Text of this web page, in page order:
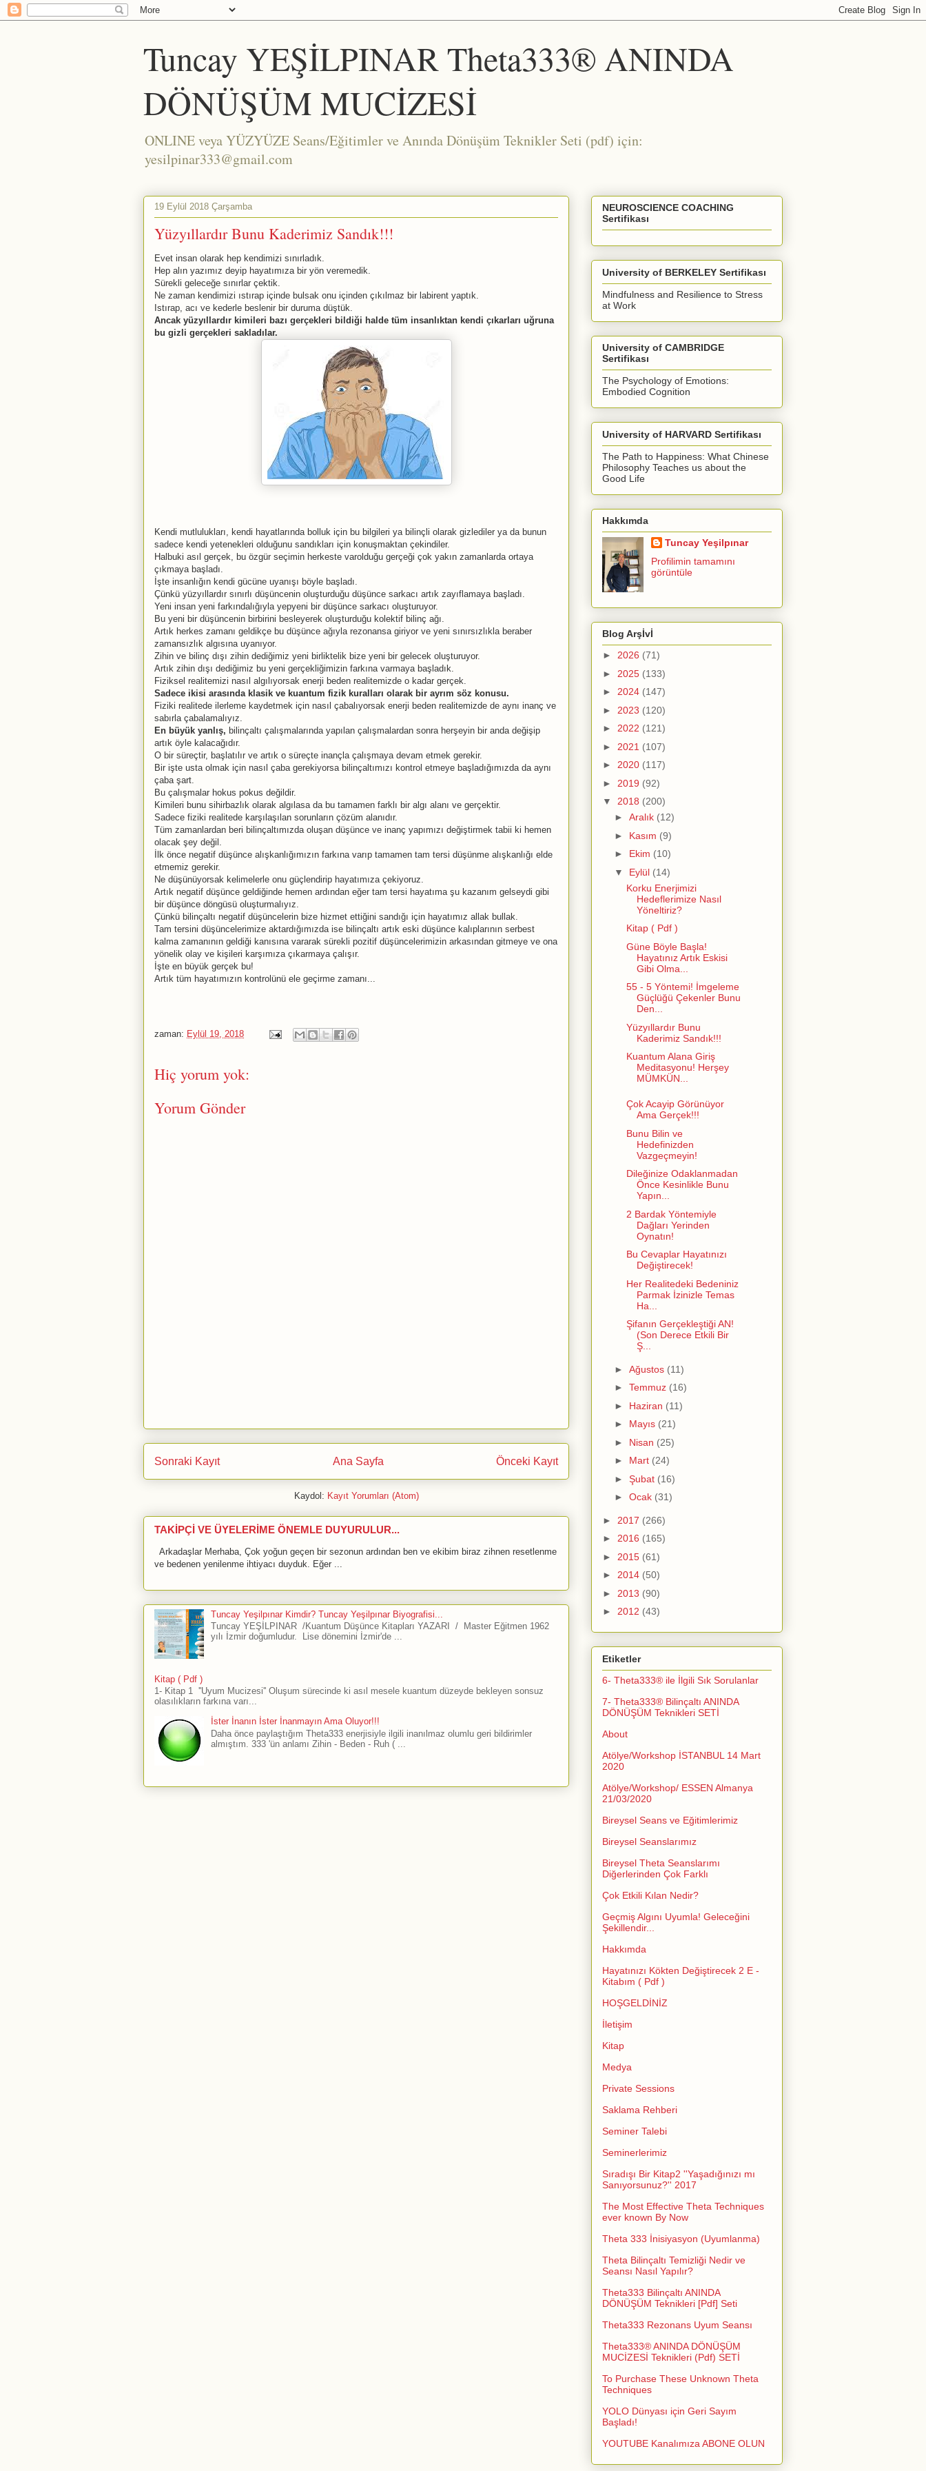
Tuncay YEŞİLPINAR Theta333® ANINDA
DÖNÜŞÜM MUCİZESİ
ONLINE veya YÜZYÜZE Seans/Eğitimler ve Anında Dönüşüm Teknikler Seti (pdf) için:
yesilpinar333@gmail.com
19 Eylül 2018 Çarşamba
Yüzyıllardır Bunu Kaderimiz Sandık!!!
Evet insan olarak hep kendimizi sınırladık.
Hep alın yazımız deyip hayatımıza bir yön veremedik.
Sürekli geleceğe sınırlar çektik.
Ne zaman kendimizi ıstırap içinde bulsak onu içinden çıkılmaz bir labirent yaptık.
Istırap, acı ve kederle beslenir bir duruma düştük.
Ancak yüzyıllardır kimileri bazı gerçekleri bildiği halde tüm insanlıktan kendi çıkarları uğruna
bu gizli gerçekleri sakladılar.
Kendi mutlulukları, kendi hayatlarında bolluk için bu bilgileri ya bilinçli olarak gizlediler ya da bunun
sadece kendi yetenekleri olduğunu sandıkları için konuşmaktan çekindiler.
Halbuki asıl gerçek, bu özgür seçimin herkeste varolduğu gerçeği çok yakın zamanlarda ortaya
çıkmaya başladı.
İşte insanlığın kendi gücüne uyanışı böyle başladı.
Çünkü yüzyıllardır sınırlı düşüncenin oluşturduğu düşünce sarkacı artık zayıflamaya başladı.
Yeni insan yeni farkındalığıyla yepyeni bir düşünce sarkacı oluşturuyor.
Bu yeni bir düşüncenin birbirini besleyerek oluşturduğu kolektif bilinç ağı.
Artık herkes zamanı geldikçe bu düşünce ağıyla rezonansa giriyor ve yeni sınırsızlıkla beraber
zamansızlık algısına uyanıyor.
Zihin ve bilinç dışı zihin dediğimiz yeni birliktelik bize yeni bir gelecek oluşturuyor.
Artık zihin dışı dediğimiz bu yeni gerçekliğimizin farkına varmaya başladık.
Fiziksel realitemizi nasıl algılıyorsak enerji beden realitemizde o kadar gerçek.
Sadece ikisi arasında klasik ve kuantum fizik kuralları olarak bir ayrım söz konusu.
Fiziki realitede ilerleme kaydetmek için nasıl çabalıyorsak enerji beden realitemizde de aynı inanç ve
sabırla çabalamalıyız.
En büyük yanlış, bilinçaltı çalışmalarında yapılan çalışmalardan sonra herşeyin bir anda değişip
artık öyle kalacağıdır.
O bir süreçtir, başlatılır ve artık o süreçte inançla çalışmaya devam etmek gerekir.
Bir işte usta olmak için nasıl çaba gerekiyorsa bilinçaltımızı kontrol etmeye başladığımızda da aynı
çaba şart.
Bu çalışmalar hokus pokus değildir.
Kimileri bunu sihirbazlık olarak algılasa da bu tamamen farklı bir algı alanı ve gerçektir.
Sadece fiziki realitede karşılaşılan sorunların çözüm alanıdır.
Tüm zamanlardan beri bilinçaltımızda oluşan düşünce ve inanç yapımızı değiştirmek tabii ki hemen
olacak şey değil.
İlk önce negatif düşünce alışkanlığımızın farkına varıp tamamen tam tersi düşünme alışkanlığı elde
etmemiz gerekir.
Ne düşünüyorsak kelimelerle onu güçlendirip hayatımıza çekiyoruz.
Artık negatif düşünce geldiğinde hemen ardından eğer tam tersi hayatıma şu kazanım gelseydi gibi
bir düşünce döngüsü oluşturmalıyız.
Çünkü bilinçaltı negatif düşüncelerin bize hizmet ettiğini sandığı için hayatımız allak bullak.
Tam tersini düşüncelerimize aktardığımızda ise bilinçaltı artık eski düşünce kalıplarının serbest
kalma zamanının geldiği kanısına vararak sürekli pozitif düşüncelerimizin arkasından gitmeye ve ona
yönelik olay ve kişileri karşımıza çıkarmaya çalışır.
İşte en büyük gerçek bu!
Artık tüm hayatımızın kontrolünü ele geçirme zamanı...
zaman: Eylül 19, 2018
Hiç yorum yok:
Yorum Gönder
Sonraki Kayıt Önceki Kayıt
Ana Sayfa
Kaydol: Kayıt Yorumları (Atom)
TAKİPÇİ VE ÜYELERİME ÖNEMLE DUYURULUR...
Arkadaşlar Merhaba, Çok yoğun geçen bir sezonun ardından ben ve ekibim biraz zihnen resetlenme
ve bedenen yenilenme ihtiyacı duyduk. Eğer ...
Tuncay Yeşilpınar Kimdir? Tuncay Yeşilpınar Biyografisi...
Tuncay YEŞİLPINAR /Kuantum Düşünce Kitapları YAZARI / Master Eğitmen 1962
yılı İzmir doğumludur. Lise dönemini İzmir'de ...
Kitap ( Pdf )
1- Kitap 1 ''Uyum Mucizesi'' Oluşum sürecinde ki asıl mesele kuantum düzeyde bekleyen sonsuz
olasılıkların farkına varı...
İster İnanın İster İnanmayın Ama Oluyor!!!
Daha önce paylaştığım Theta333 enerjisiyle ilgili inanılmaz olumlu geri bildirimler
almıştım. 333 'ün anlamı Zihin - Beden - Ruh ( ...
NEUROSCIENCE COACHING
Sertifikası
University of BERKELEY Sertifikası
Mindfulness and Resilience to Stress
at Work
University of CAMBRIDGE
Sertifikası
The Psychology of Emotions:
Embodied Cognition
University of HARVARD Sertifikası
The Path to Happiness: What Chinese
Philosophy Teaches us about the
Good Life
Hakkımda
Tuncay Yeşilpınar
Profilimin tamamını
görüntüle
Blog Arşİvİ
► 2026 (71)
► 2025 (133)
► 2024 (147)
► 2023 (120)
► 2022 (121)
► 2021 (107)
► 2020 (117)
► 2019 (92)
▼ 2018 (200)
► Aralık (12)
► Kasım (9)
► Ekim (10)
▼ Eylül (14)
Korku Enerjimizi
Hedeflerimize Nasıl
Yöneltiriz?
Kitap ( Pdf )
Güne Böyle Başla!
Hayatınız Artık Eskisi
Gibi Olma...
55 - 5 Yöntemi! İmgeleme
Güçlüğü Çekenler Bunu
Den...
Yüzyıllardır Bunu
Kaderimiz Sandık!!!
Kuantum Alana Giriş
Meditasyonu! Herşey
MÜMKÜN...
Çok Acayip Görünüyor
Ama Gerçek!!!
Bunu Bilin ve
Hedefinizden
Vazgeçmeyin!
Dileğinize Odaklanmadan
Önce Kesinlikle Bunu
Yapın...
2 Bardak Yöntemiyle
Dağları Yerinden
Oynatın!
Bu Cevaplar Hayatınızı
Değiştirecek!
Her Realitedeki Bedeniniz
Parmak İzinizle Temas
Ha...
Şifanın Gerçekleştiği AN!
(Son Derece Etkili Bir
Ş...
► Ağustos (11)
► Temmuz (16)
► Haziran (11)
► Mayıs (21)
► Nisan (25)
► Mart (24)
► Şubat (16)
► Ocak (31)
► 2017 (266)
► 2016 (165)
► 2015 (61)
► 2014 (50)
► 2013 (90)
► 2012 (43)
Etiketler
6- Theta333® ile İlgili Sık Sorulanlar
7- Theta333® Bilinçaltı ANINDA
DÖNÜŞÜM Teknikleri SETİ
About
Atölye/Workshop İSTANBUL 14 Mart
2020
Atölye/Workshop/ ESSEN Almanya
21/03/2020
Bireysel Seans ve Eğitimlerimiz
Bireysel Seanslarımız
Bireysel Theta Seanslarımı
Diğerlerinden Çok Farklı
Çok Etkili Kılan Nedir?
Geçmiş Algını Uyumla! Geleceğini
Şekillendir...
Hakkımda
Hayatınızı Kökten Değiştirecek 2 E -
Kitabım ( Pdf )
HOŞGELDİNİZ
İletişim
Kitap
Medya
Private Sessions
Saklama Rehberi
Seminer Talebi
Seminerlerimiz
Sıradışı Bir Kitap2 ''Yaşadığınızı mı
Sanıyorsunuz?'' 2017
The Most Effective Theta Techniques
ever known By Now
Theta 333 İnisiyasyon (Uyumlanma)
Theta Bilinçaltı Temizliği Nedir ve
Seansı Nasıl Yapılır?
Theta333 Bilinçaltı ANINDA
DÖNÜŞÜM Teknikleri [Pdf] Seti
Theta333 Rezonans Uyum Seansı
Theta333® ANINDA DÖNÜŞÜM
MUCİZESİ Teknikleri (Pdf) SETİ
To Purchase These Unknown Theta
Techniques
YOLO Dünyası için Geri Sayım
Başladı!
YOUTUBE Kanalımıza ABONE OLUN